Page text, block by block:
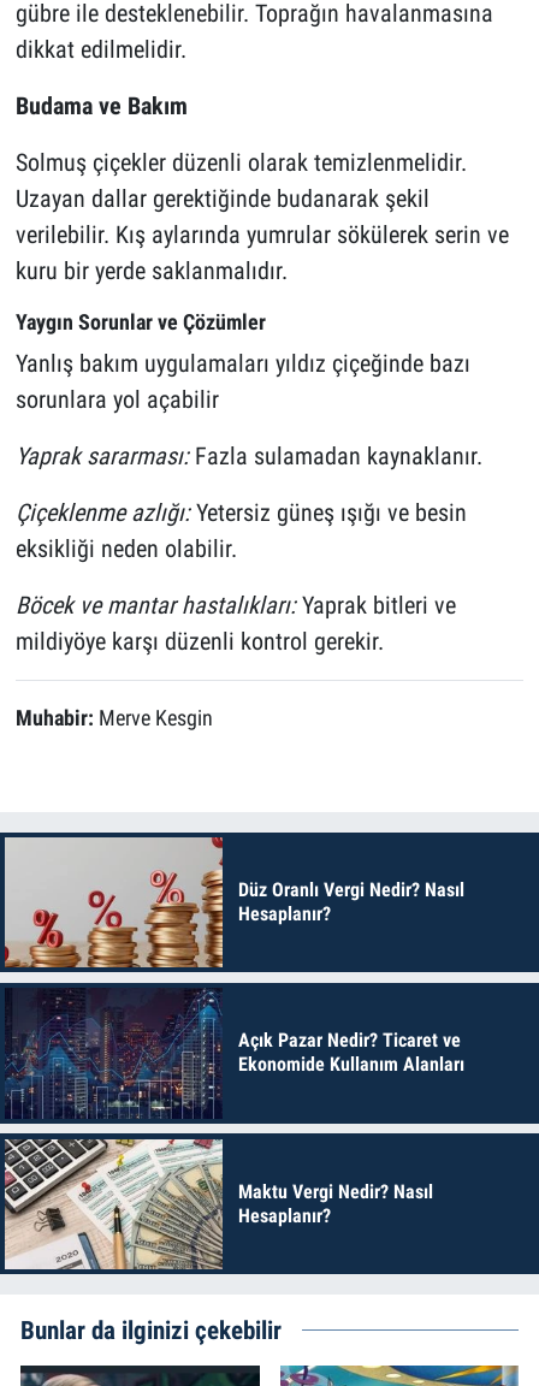
gübre ile desteklenebilir. Toprağın havalanmasına
dikkat edilmelidir.
Budama ve Bakım
Solmuş çiçekler düzenli olarak temizlenmelidir.
Uzayan dallar gerektiğinde budanarak şekil
verilebilir. Kış aylarında yumrular sökülerek serin ve
kuru bir yerde saklanmalıdır.
Yaygın Sorunlar ve Çözümler
Yanlış bakım uygulamaları yıldız çiçeğinde bazı
sorunlara yol açabilir
Yaprak sararması: Fazla sulamadan kaynaklanır.
Çiçeklenme azlığı:Yetersiz güneş ışığı ve besin
eksikliği neden olabilir.
Böcek ve mantar hastalıkları:Yaprak bitleri ve
mildiyöye karşı düzenli kontrol gerekir.
Muhabir: Merve Kesgin
Düz Oranlı Vergi Nedir? Nasıl
Hesaplanır?
Açık Pazar Nedir? Ticaret ve
Ekonomide Kullanım Alanları
Maktu Vergi Nedir? Nasıl
Hesaplanır?
Bunlar da ilginizi çekebilir